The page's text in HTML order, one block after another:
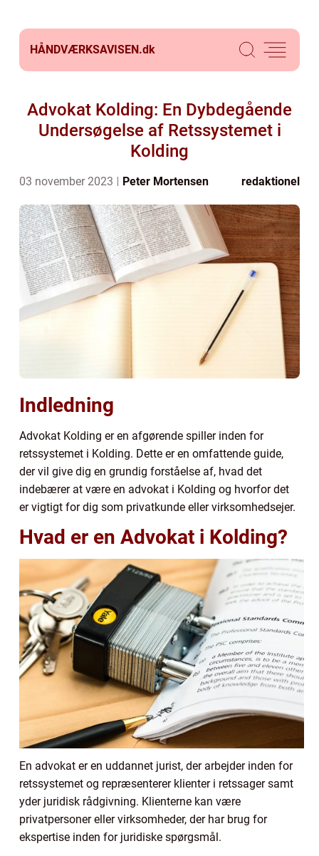
HÅNDVÆRKSAVISEN.dk
Advokat Kolding: En Dybdegående
Undersøgelse af Retssystemet i
Kolding
03 november 2023 Peter Mortensen redaktionel
Indledning
Advokat Kolding er en afgørende spiller inden for
retssystemet i Kolding. Dette er en omfattende guide,
der vil give dig en grundig forståelse af, hvad det
indebærer at være en advokat i Kolding og hvorfor det
er vigtigt for dig som privatkunde eller virksomhedsejer.
Hvad er en Advokat i Kolding?
En advokat er en uddannet jurist, der arbejder inden for
retssystemet og repræsenterer klienter i retssager samt
yder juridisk rådgivning. Klienterne kan være
privatpersoner eller virksomheder, der har brug for
ekspertise inden for juridiske spørgsmål.